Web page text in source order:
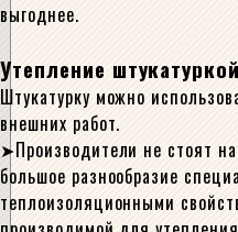
выгоднее.
Утепление штукатуркой
Штукатурку можно
внешних работ.
Производители не стоят
большое разнообразие
теплоизоляционными